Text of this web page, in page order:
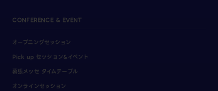
CONFERENCE & EVENT
オープニングセッション
Pick up セッション&イベント
幕張メッセ タイムテーブル
オンラインセッション